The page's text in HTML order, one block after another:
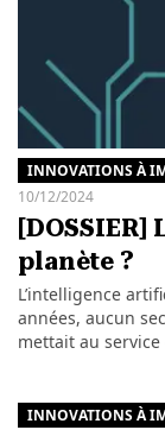
INNOVATIONS À
10/12/2024
planète ?
L’intelligence
années, aucun
mettait au
INNOVATIONS À